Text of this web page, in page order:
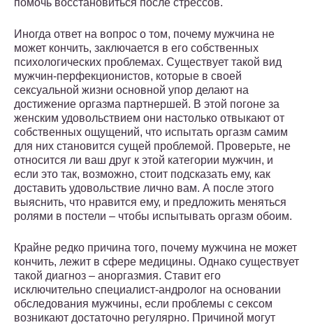
помочь восстановиться после стрессов.
Иногда ответ на вопрос о том, почему мужчина не
может кончить, заключается в его собственных
психологических проблемах. Существует такой вид
мужчин-перфекционистов, которые в своей
сексуальной жизни основной упор делают на
достижение оргазма партнершей. В этой погоне за
женским удовольствием они настолько отвыкают от
собственных ощущений, что испытать оргазм самим
для них становится сущей проблемой. Проверьте, не
относится ли ваш друг к этой категории мужчин, и
если это так, возможно, стоит подсказать ему, как
доставить удовольствие лично вам. А после этого
выяснить, что нравится ему, и предложить меняться
ролями в постели – чтобы испытывать оргазм обоим.
Крайне редко причина того, почему мужчина не может
кончить, лежит в сфере медицины. Однако существует
такой диагноз – аноргазмия. Ставит его
исключительно специалист-андролог на основании
обследования мужчины, если проблемы с сексом
возникают достаточно регулярно. Причиной могут